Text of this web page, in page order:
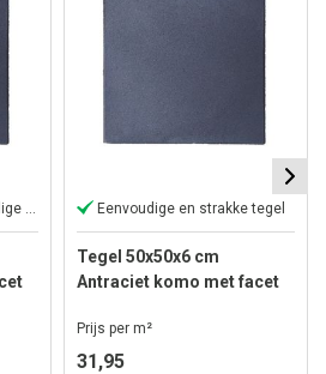
Een robuuste en veelzijdige keuze Eenvoudige en strakke tegel
Tegel 50x50x6 cm
Antraciet komo met facet
Prijs per m²
31,95